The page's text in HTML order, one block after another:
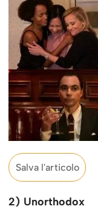
Salva l'articolo
2) Unorthodox